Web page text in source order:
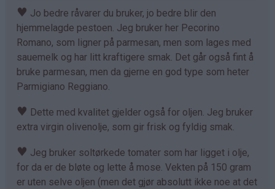
♥ Jo bedre råvarer du bruker, jo bedre blir den
hjemmelagde pestoen. Jeg bruker her Pecorino
Romano, som ligner på parmesan, men som lages med
sauemelk og har litt kraftigere smak. Det går også fint å
bruke parmesan, men da gjerne en god type som heter
Parmigiano Reggiano.
♥ Dette med kvalitet gjelder også for oljen. Jeg bruker
extra virgin olivenolje, som gir frisk og fyldig smak.
♥ Jeg bruker soltørkede tomater som har ligget i olje,
for da er de bløte og lette å mose. Vekten på 150 gram
er uten selve oljen (men det gjør absolutt ikke noe at det